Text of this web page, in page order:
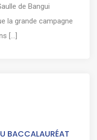
de Bangui
la grande campagne
[...]
BACCALAURÉAT